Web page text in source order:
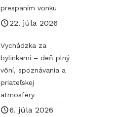
prespaním vonku
22. júla 2026
Vychádzka za
bylinkami – deň plný
vôní, spoznávania a
priateľskej
atmosféry
6. júla 2026